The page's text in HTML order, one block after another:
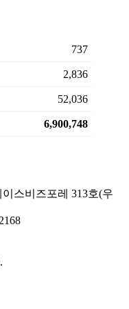
737
2,836
52,036
6,900,748
스비즈포레 313호(우